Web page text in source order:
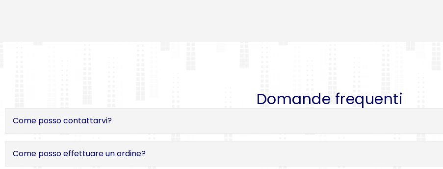
Domande frequenti
Come posso contattarvi?
Come posso effettuare un ordine?